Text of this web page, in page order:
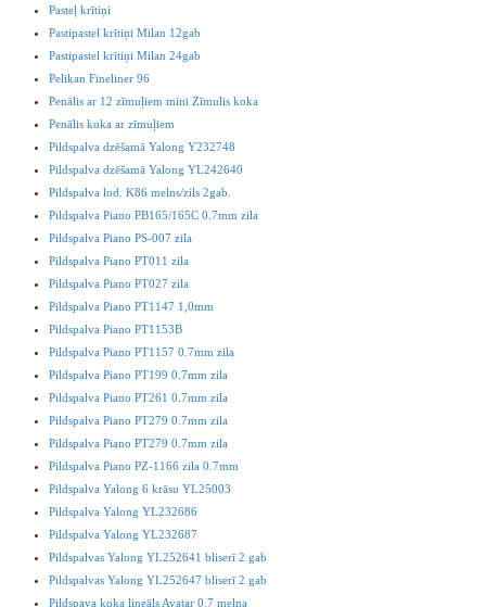
Pasteļ krītiņi
Pastipastel krītiņi Milan 12gab
Pastipastel krītiņi Milan 24gab
Pelikan Fineliner 96
Penālis ar 12 zīmuļiem mini Zīmulis koka
Penālis koka ar zīmuļiem
Pildspalva dzēšamā Yalong Y232748
Pildspalva dzēšamā Yalong YL242640
Pildspalva lod. K86 melns/zils 2gab.
Pildspalva Piano PB165/165C 0.7mm zila
Pildspalva Piano PS-007 zila
Pildspalva Piano PT011 zila
Pildspalva Piano PT027 zila
Pildspalva Piano PT1147 1,0mm
Pildspalva Piano PT1153B
Pildspalva Piano PT1157 0.7mm zila
Pildspalva Piano PT199 0.7mm zila
Pildspalva Piano PT261 0.7mm zila
Pildspalva Piano PT279 0.7mm zila
Pildspalva Piano PT279 0.7mm zila
Pildspalva Piano PZ-1166 zila 0.7mm
Pildspalva Yalong 6 krāsu YL25003
Pildspalva Yalong YL232686
Pildspalva Yalong YL232687
Pildspalvas Yalong YL252641 bliserī 2 gab
Pildspalvas Yalong YL252647 bliserī 2 gab
Pildspava koka lineāls Avatar 0.7 melna